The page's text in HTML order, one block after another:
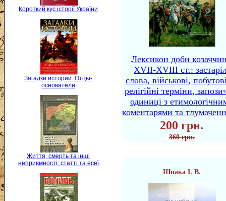
Короткий кус історії України
Загадки истории. Отцы-
основатели
Життя, смерть та інші
неприємності: статті та есеї
Лексикон доби
XVII-XVIII ст.:
слова, військові,
релігійні терміни,
одиниці з
коментарями та
200 грн.
360 грн.
Шпака І. В.